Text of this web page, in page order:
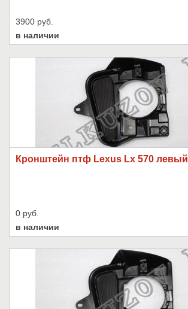
3900 руб.
в наличии
Кронштейн птф Lexus Lx 570 левый
0 руб.
в наличии